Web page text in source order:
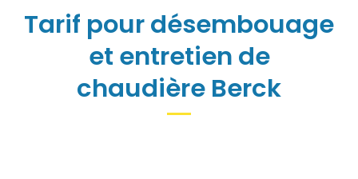
Tarif pour désembouage
et entretien de
chaudière Berck